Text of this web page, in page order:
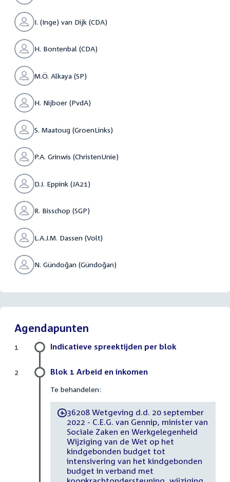
I. (Inge) van Dijk (CDA)
H. Bontenbal (CDA)
M.Ö. Alkaya (SP)
H. Nijboer (PvdA)
S. Maatoug (GroenLinks)
P.A. Grinwis (ChristenUnie)
D.J. Eppink (JA21)
R. Bisschop (SGP)
L.A.J.M. Dassen (Volt)
N. Gündoğan (Gündoğan)
Agendapunten
Indicatieve spreektijden per blok
1
Blok 1 Arbeid en inkomen
Te behandelen:
-36208 Wetgeving d.d. 20 september
2022 - C.E.G. van Gennip, minister van
Sociale Zaken en Werkgelegenheid
Wijziging van de Wet op het
kindgebonden budget tot
intensivering van het kindgebonden
budget in verband met
2